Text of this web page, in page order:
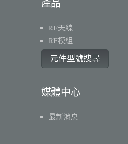
產品
RF天線
RF模組
元件型號搜尋
媒體中心
最新消息